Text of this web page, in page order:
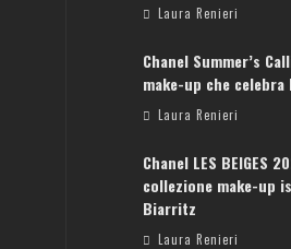
Laura Renieri
Chanel Summer’s
make-up che
Laura Renieri
Chanel LES BEIGES
collezione make-up
Biarritz
Laura Renieri
ATENE: GUIDA